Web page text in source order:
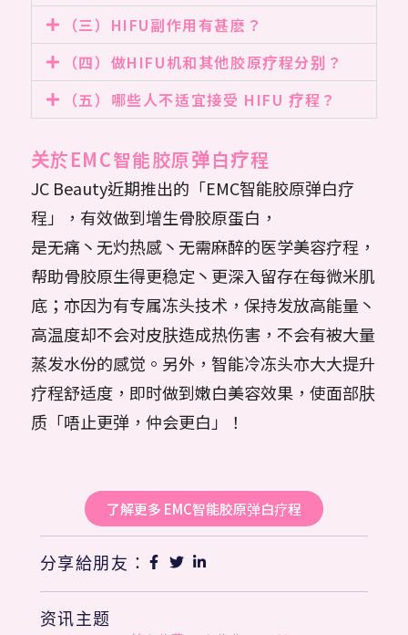
（三）HIFU副作用有甚麽？
（四）做HIFU机和其他胶原疗程分别？
（五）哪些人不适宜接受 HIFU 疗程？
关於EMC智能胶原弹白疗程
JC Beauty近期推出的「EMC智能胶原弹白疗
程」，有效做到增生骨胶原蛋白，
是无痛丶无灼热感丶无需麻醉的医学美容疗程，
帮助骨胶原生得更稳定丶更深入留存在每微米肌
底；亦因为有专属冻头技术，保持发放高能量丶
高温度却不会对皮肤造成热伤害，不会有被大量
蒸发水份的感觉。另外，智能冷冻头亦大大提升
疗程舒适度，即时做到嫩白美容效果，使面部肤
质「唔止更弹，仲会更白」！
了解更多 EMC智能胶原弹白疗程
分享給朋友：
资讯主题